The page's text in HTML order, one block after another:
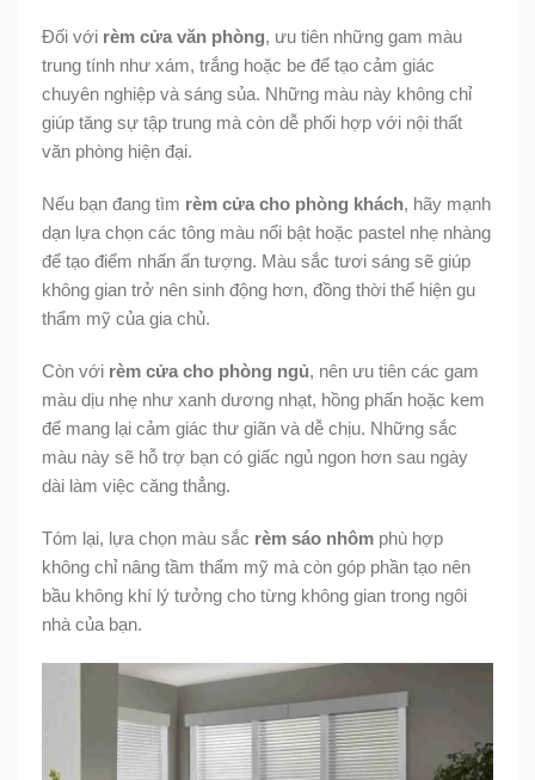
Đối với rèm cửa văn phòng, ưu tiên những gam màu
trung tính như xám, trắng hoặc be để tạo cảm giác
chuyên nghiệp và sáng sủa. Những màu này không chỉ
giúp tăng sự tập trung mà còn dễ phối hợp với nội thất
văn phòng hiện đại.
Nếu bạn đang tìm rèm cửa cho phòng khách, hãy mạnh
dạn lựa chọn các tông màu nổi bật hoặc pastel nhẹ nhàng
để tạo điểm nhấn ấn tượng. Màu sắc tươi sáng sẽ giúp
không gian trở nên sinh động hơn, đồng thời thể hiện gu
thẩm mỹ của gia chủ.
Còn với rèm cửa cho phòng ngủ, nên ưu tiên các gam
màu dịu nhẹ như xanh dương nhạt, hồng phấn hoặc kem
để mang lại cảm giác thư giãn và dễ chịu. Những sắc
màu này sẽ hỗ trợ bạn có giấc ngủ ngon hơn sau ngày
dài làm việc căng thẳng.
Tóm lại, lựa chọn màu sắc rèm sáo nhôm phù hợp
không chỉ nâng tầm thẩm mỹ mà còn góp phần tạo nên
bầu không khí lý tưởng cho từng không gian trong ngôi
nhà của bạn.